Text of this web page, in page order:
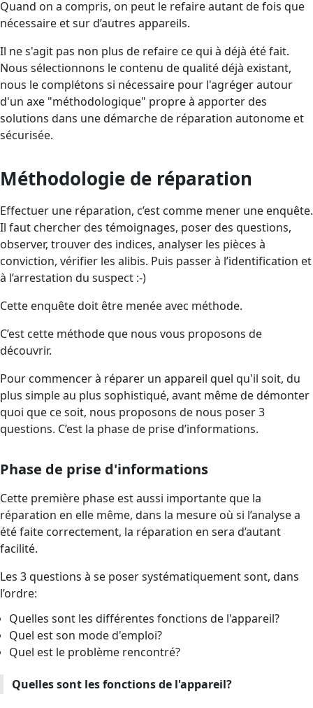
Quand on a compris, on peut le refaire autant de fois que
nécessaire et sur d’autres appareils.
Il ne s'agit pas non plus de refaire ce qui à déjà été fait.
Nous sélectionnons le contenu de qualité déjà existant,
nous le complétons si nécessaire pour l'agréger autour
d'un axe "méthodologique" propre à apporter des
solutions dans une démarche de réparation autonome et
sécurisée.
Méthodologie de réparation
Effectuer une réparation, c’est comme mener une enquête.
Il faut chercher des témoignages, poser des questions,
observer, trouver des indices, analyser les pièces à
conviction, vérifier les alibis. Puis passer à l’identification et
à l’arrestation du suspect :-)
Cette enquête doit être menée avec méthode.
C’est cette méthode que nous vous proposons de
découvrir.
Pour commencer à réparer un appareil quel qu'il soit, du
plus simple au plus sophistiqué, avant même de démonter
quoi que ce soit, nous proposons de nous poser 3
questions. C’est la phase de prise d’informations.
Phase de prise d'informations
Cette première phase est aussi importante que la
réparation en elle même, dans la mesure où si l’analyse a
été faite correctement, la réparation en sera d’autant
facilité.
Les 3 questions à se poser systématiquement sont, dans
l’ordre:
Quelles sont les différentes fonctions de l'appareil?
Quel est son mode d'emploi?
Quel est le problème rencontré?
Quelles sont les fonctions de l'appareil?